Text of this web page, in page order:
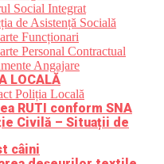
Social Integrat
de Asistență Socială
Funcționari
Personal Contractual
Angajare
LOCALĂ
Poliția Locală
RUTI conform SNA
Civilă – Situații de
câini